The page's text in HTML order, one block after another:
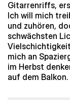
Gitarrenriffs,
Ich will mich
und zuhören,
schwächsten
mich an
im Herbst
auf dem Balkon.